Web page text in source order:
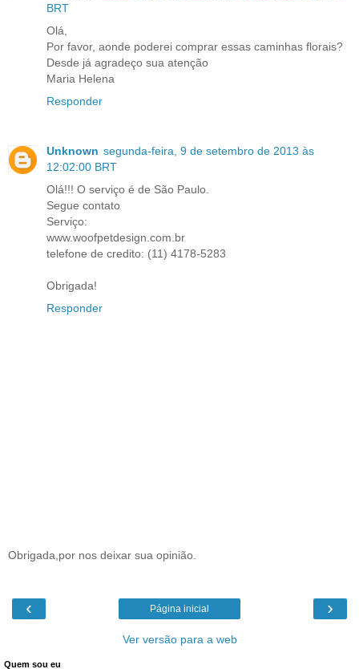
BRT
Olá,
Por favor, aonde poderei comprar essas caminhas florais?
Desde já agradeço sua atenção
Maria Helena
Responder
Unknown segunda-feira, 9 de setembro de 2013 às
12:02:00 BRT
Olá!!! O serviço é de São Paulo.
Segue contato
Serviço:
www.woofpetdesign.com.br
telefone de credito: (11) 4178-5283
Obrigada!
Responder
Obrigada,por nos deixar sua opinião.
‹ ›
Página inicial
Ver versão para a web
Quem sou eu